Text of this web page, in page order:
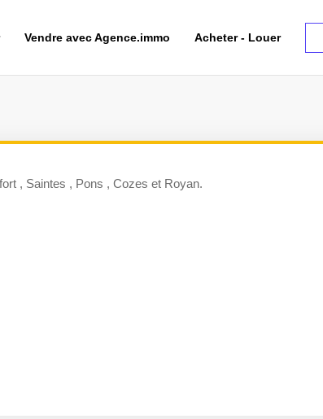
Vendre avec Agence.immo Acheter - Louer
, Saintes , Pons , Cozes et Royan.